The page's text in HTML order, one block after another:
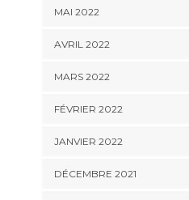
MAI 2022
AVRIL 2022
MARS 2022
FÉVRIER 2022
JANVIER 2022
DÉCEMBRE 2021